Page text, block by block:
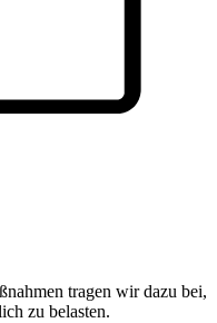
tragen wir dazu bei,
zu belasten.